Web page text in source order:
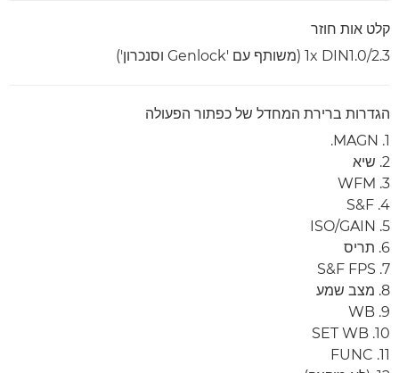
קלט אות חוזר
1x DIN1.0/2.3 (משותף עם 'Genlock וסנכרון')
הגדרות ברירת המחדל של כפתור הפעולה
1. MAGN.
2. שיא
3. WFM
4. S&F
5. ISO/GAIN
6. תריס
7. S&F FPS
8. מצב שמע
9. WB
10. SET WB
11. FUNC